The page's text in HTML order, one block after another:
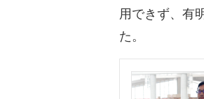
用できず、有
た。